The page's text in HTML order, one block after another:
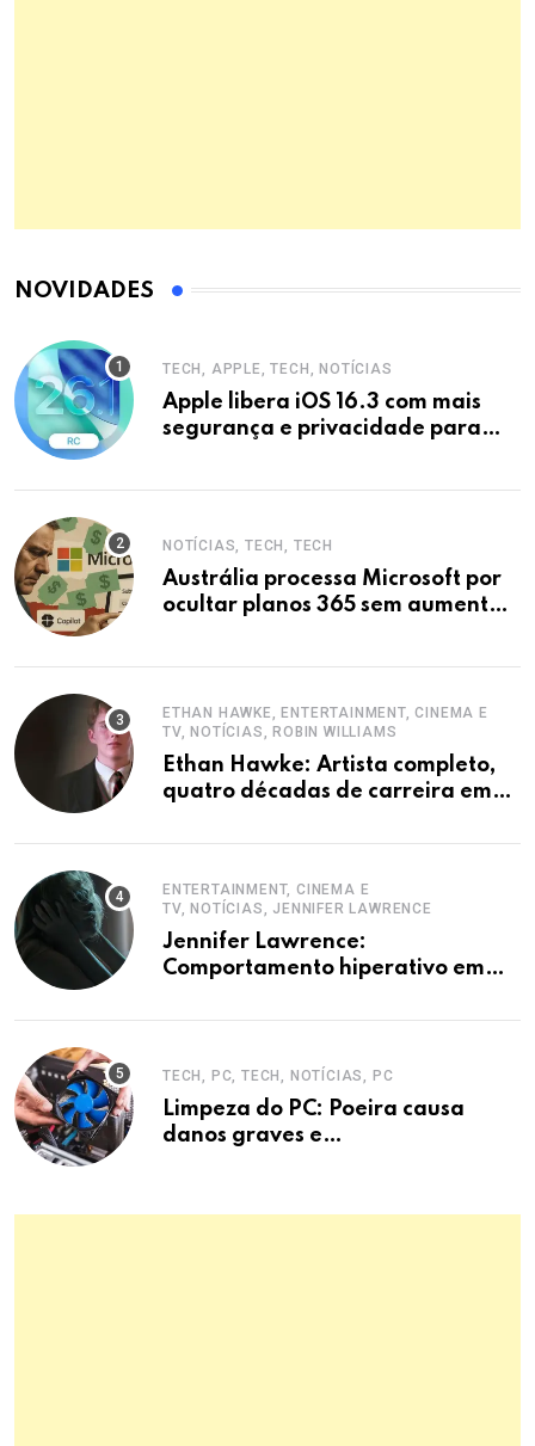
NOVIDADES
TECH, APPLE, TECH, NOTÍCIAS
Apple libera iOS 16.3 com mais
segurança e privacidade para
NOTÍCIAS, TECH, TECH
Austrália processa Microsoft por
ocultar planos 365 sem aumento e
ETHAN HAWKE, ENTERTAINMENT, CINEMA E
TV, NOTÍCIAS, ROBIN WILLIAMS
Ethan Hawke: Artista completo,
quatro décadas de carreira em
ENTERTAINMENT, CINEMA E
TV, NOTÍCIAS, JENNIFER LAWRENCE
Jennifer Lawrence:
Comportamento hiperativo em
defesa.
TECH, PC, TECH, NOTÍCIAS, PC
Limpeza do PC: Poeira causa
danos graves e